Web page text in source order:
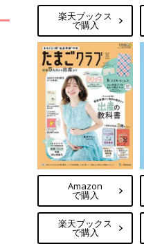
楽天ブックス
で購入
Amazon
で購入
楽天ブックス
で購入